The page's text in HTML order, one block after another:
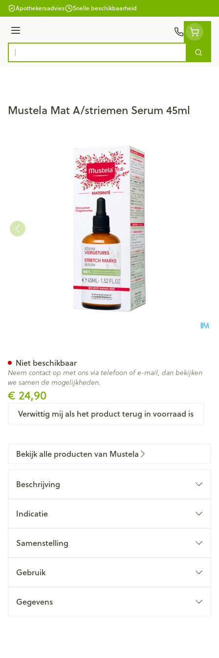
Ga naar de inhoud
Apothekersadvies Snelle beschikbaarheid
Menu
Product, merk, categorie...
Zoek
Mustela Mat A/striemen Serum 45ml
€ 24,90
Verwittig mij als het product terug in voorraad is
Niet beschikbaar
Neem contact op met ons via telefoon of e-mail, dan bekijken
we samen de mogelijkheden.
Bekijk alle producten van Mustela
Beschrijving
Indicatie
Samenstelling
Gebruik
Gegevens